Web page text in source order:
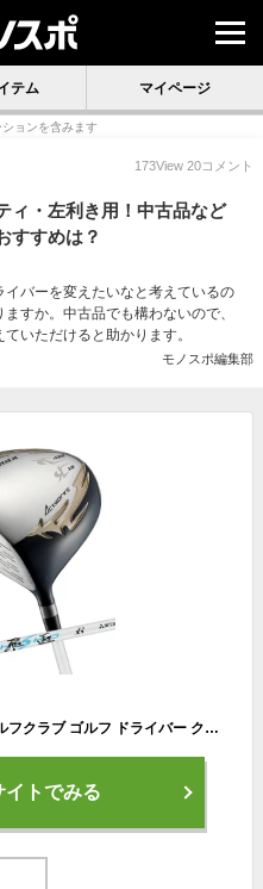
テム マイページ
ョンを含みます
173View 20コメント
ィ・左利き用！中古品など
すすめは？
バーを変えたいなと考えているの
すか。中古品でも構わないので、
いただけると助かります。
モノスポ編集部
【レフティ ルール適合】 左利き ゴルフクラブ ゴルフ ドライバー クラブ 46インチ マキシマックス リミテッド2 ワークテック飛匠シャフト 仕様 ワークスゴルフ
イトでみる